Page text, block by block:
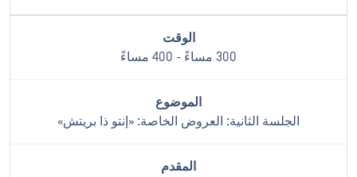
300 مساءً - 400 مساءً
الجلسة الثانية: العروض الخاصة: «إنتو ذا بريتش»